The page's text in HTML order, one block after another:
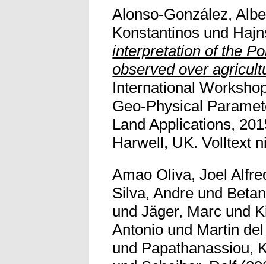
Alonso-González,
Konstantinos und
interpretation of the
observed over
International
Geo-Physical
Land Applications,
Harwell, UK. Volltext
Amao Oliva, Joel
Silva, Andre und
undJäger, Marc und
Antonio und Martin
und Papathanassiou,